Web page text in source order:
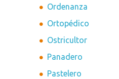
Ordenanza
Ortopédico
Ostricultor
Panadero
Pastelero